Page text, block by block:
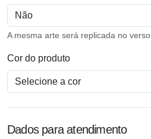
A mesma arte será replicada no verso.
Cor do produto
Dados para atendimento